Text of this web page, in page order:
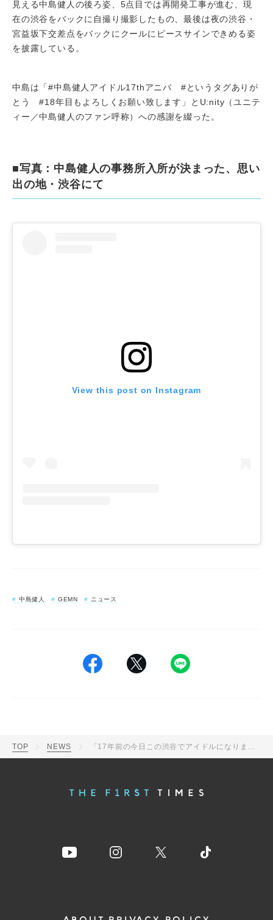
見える中島健人の後ろ姿、5点目では再開発工事が進む、現
在の渋谷をバックに自撮り撮影したもの、最後は夜の渋谷・
宮益坂下交差点をバックにクールにピースサインできめる姿
を披露している。
中島は「#中島健人アイドル17thアニバ #というタグありが
とう #18年目もよろしくお願い致します」とU:nity（ユニテ
ィー／中島健人のファン呼称）への感謝を綴った。
■写真：中島健人の事務所入所が決まった、思い
出の地・渋谷にて
View this post on Instagram
中島健人 GEMN ニュース
TOP NEWS 「17年前の今日この渋谷でアイドルになりました」中島健人が渋谷スクランブル＆宮益坂下交差点をバックに記念撮影